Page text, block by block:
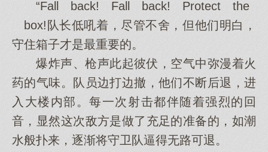
“Fall back! Fall back! Protect the
box!队长低吼着，尽管不舍，但他们明白，
守住箱子才是最重要的。
爆炸声、枪声此起彼伏，空气中弥漫着火
药的气味。队员边打边撤，他们不断后退，进
入大楼内部。每一次射击都伴随着强烈的回
音，显然这次敌方是做了充足的准备的，如潮
水般扑来，逐渐将守卫队逼得无路可退。